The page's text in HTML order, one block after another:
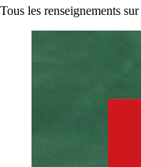
Tous les renseignements sur